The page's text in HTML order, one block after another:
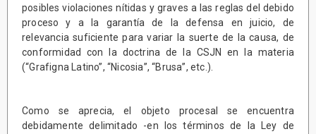
posibles violaciones nítidas y graves a las reglas del debido
proceso y a la garantía de la defensa en juicio, de
relevancia suficiente para variar la suerte de la causa, de
conformidad con la doctrina de la CSJN en la materia
(“Grafigna Latino”, “Nicosia”, “Brusa”, etc.).
Como se aprecia, el objeto procesal se encuentra
debidamente delimitado -en los términos de la Ley de